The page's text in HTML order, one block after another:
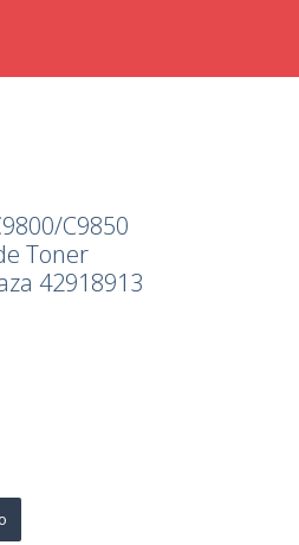
C9850
Toner
42918913